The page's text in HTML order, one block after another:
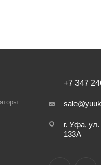
+7 347
г. Уфа,
133А